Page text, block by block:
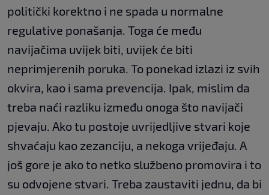
politički korektno i ne spada u normalne
regulative ponašanja. Toga će među
navijačima uvijek biti, uvijek će biti
neprimjerenih poruka. To ponekad izlazi iz svih
okvira, kao i sama prevencija. Ipak, mislim da
treba naći razliku između onoga što navijači
pjevaju. Ako tu postoje uvrijedljive stvari koje
shvaćaju kao zezanciju, a nekoga vrijeđaju. A
još gore je ako to netko službeno promovira i to
su odvojene stvari. Treba zaustaviti jednu, da bi